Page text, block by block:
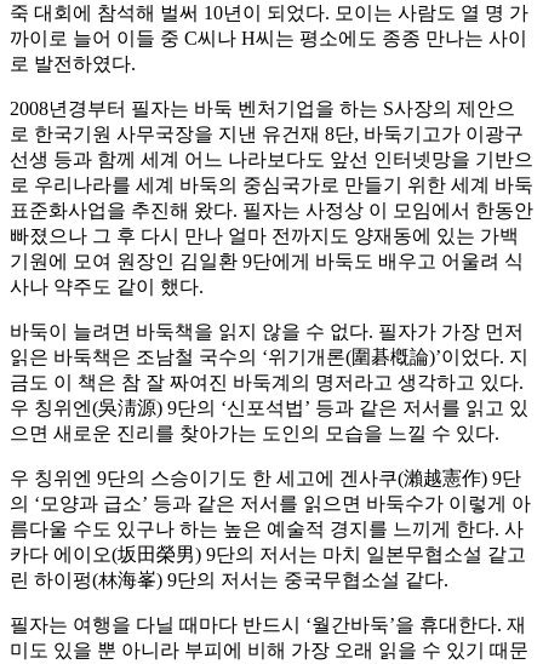
죽 대회에 참석해 벌써 10년이 되었다. 모이는 사람도 열 명 가
까이로 늘어 이들 중 C씨나 H씨는 평소에도 종종 만나는 사이
로 발전하였다.
2008년경부터 필자는 바둑 벤처기업을 하는 S사장의 제안으
로 한국기원 사무국장을 지낸 유건재 8단, 바둑기고가 이광구
선생 등과 함께 세계 어느 나라보다도 앞선 인터넷망을 기반으
로 우리나라를 세계 바둑의 중심국가로 만들기 위한 세계 바둑
표준화사업을 추진해 왔다. 필자는 사정상 이 모임에서 한동안
빠졌으나 그 후 다시 만나 얼마 전까지도 양재동에 있는 가백
기원에 모여 원장인 김일환 9단에게 바둑도 배우고 어울려 식
사나 약주도 같이 했다.
바둑이 늘려면 바둑책을 읽지 않을 수 없다. 필자가 가장 먼저
읽은 바둑책은 조남철 국수의 ‘위기개론(圍碁槪論)’이었다. 지
금도 이 책은 참 잘 짜여진 바둑계의 명저라고 생각하고 있다.
우 칭위엔(吳淸源) 9단의 ‘신포석법’ 등과 같은 저서를 읽고 있
으면 새로운 진리를 찾아가는 도인의 모습을 느낄 수 있다.
우 칭위엔 9단의 스승이기도 한 세고에 겐사쿠(瀨越憲作) 9단
의 ‘모양과 급소’ 등과 같은 저서를 읽으면 바둑수가 이렇게 아
름다울 수도 있구나 하는 높은 예술적 경지를 느끼게 한다. 사
카다 에이오(坂田榮男) 9단의 저서는 마치 일본무협소설 같고
린 하이펑(林海峯) 9단의 저서는 중국무협소설 같다.
필자는 여행을 다닐 때마다 반드시 ‘월간바둑’을 휴대한다. 재
미도 있을 뿐 아니라 부피에 비해 가장 오래 읽을 수 있기 때문